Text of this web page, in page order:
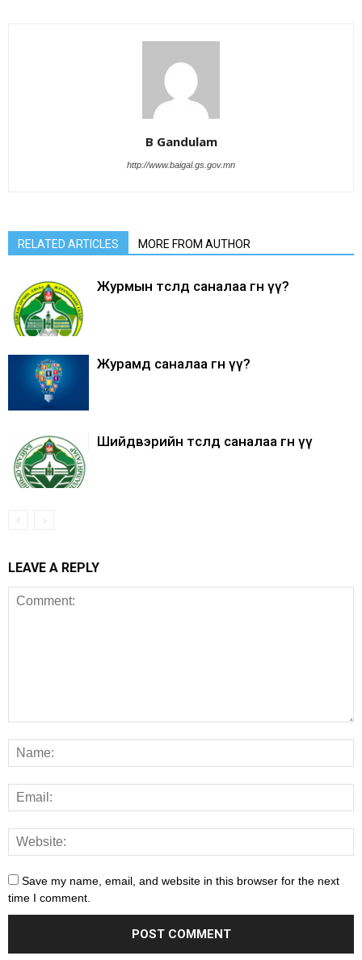
B Gandulam
http://www.baigal.gs.gov.mn
RELATED ARTICLES MORE FROM AUTHOR
Журмын төсөлд саналаа өгнө үү?
Журамд саналаа өгнө үү?
Шийдвэрийн төсөлд саналаа өгнө үү
LEAVE A REPLY
Save my name, email, and website in this browser for the next
time I comment.